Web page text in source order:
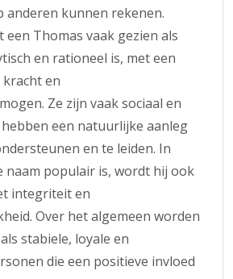
anderen kunnen rekenen.
een Thomas vaak gezien als
en rationeel is, met een
en
Ze zijn vaak sociaal en
een natuurlijke aanleg
en te leiden. In
naam populair is, wordt hij ook
integriteit en
Over het algemeen worden
stabiele, loyale en
die een positieve invloed